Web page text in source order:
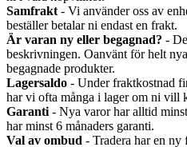
Samfrakt - Vi använder oss av
beställer betalar ni endast en frakt.
Är varan ny eller begagnad? -
beskrivningen. Oanvänt för helt
begagnade produkter.
Lagersaldo - Under fraktkostnad
har vi ofta många i lager om ni vill
Garanti - Nya varor har alltid
har minst 6 månaders garanti.
Val av ombud - Tradera har en ny